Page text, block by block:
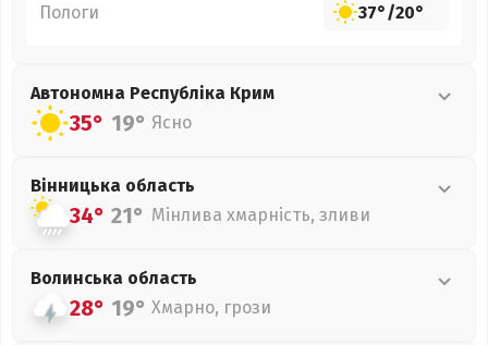
Пологи 37°/20°
Автономна Республіка Крим
35° 19° Ясно
Вінницька область
34° 21° Мінлива хмарність, зливи
Волинська область
28° 19° Хмарно, грози